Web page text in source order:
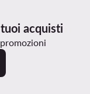
acquisti